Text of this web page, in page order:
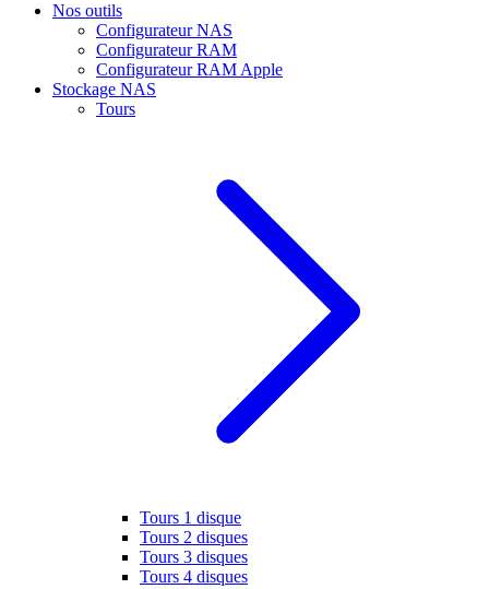
Nos outils
Configurateur NAS
Configurateur RAM
Configurateur RAM Apple
Stockage NAS
Tours
Tours 1 disque
Tours 2 disques
Tours 3 disques
Tours 4 disques